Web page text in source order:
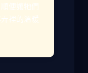
便讓牠們
裡的溫暖